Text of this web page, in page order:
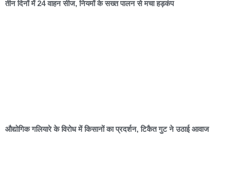
तीन दिनों में 24 वाहन सीज, नियमों के सख्त पालन से मचा हड़कंप
औद्योगिक गलियारे के विरोध में किसानों का प्रदर्शन, टिकैत गुट ने उठाई आवाज